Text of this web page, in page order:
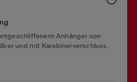
Anhänger von
und mit Karabinerverschluss.